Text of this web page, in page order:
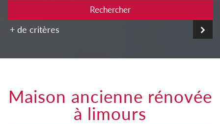
Rechercher
+ de critères
maison ancienne rénovée
à limours